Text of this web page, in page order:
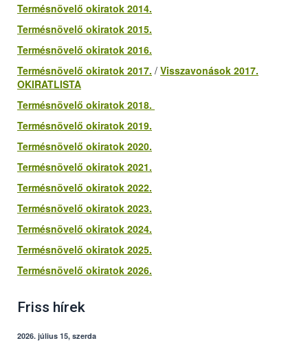
Termésnövelő okiratok 2014.
Termésnövelő okiratok 2015.
Termésnövelő okiratok 2016.
Termésnövelő okiratok 2017. / Visszavonások 2017.
OKIRATLISTA
Termésnövelő okiratok 2018.
Termésnövelő okiratok 2019.
Termésnövelő okiratok 2020.
Termésnövelő okiratok 2021.
Termésnövelő okiratok 2022.
Termésnövelő okiratok 2023.
Termésnövelő okiratok 2024.
Termésnövelő okiratok 2025.
Termésnövelő okiratok 2026.
Friss hírek
2026. július 15, szerda